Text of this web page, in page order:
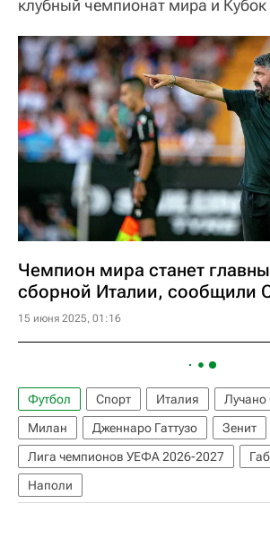
клубный чемпионат мира и
Чемпион мира станет
сборной Италии, сообщили
15 июня 2025, 01:16
Футбол Спорт Италия
Лучано
Милан
Дженнаро Гаттузо Зенит
Лига чемпионов УЕФА 2026-2027
Наполи